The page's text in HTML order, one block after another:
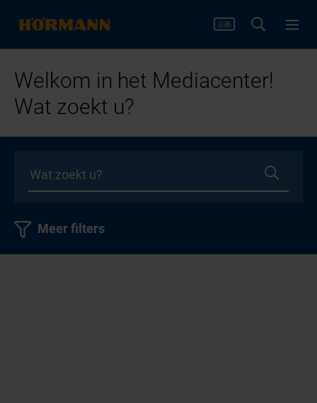
Welkom in het Mediacenter!
Wat zoekt u?
Meer filters